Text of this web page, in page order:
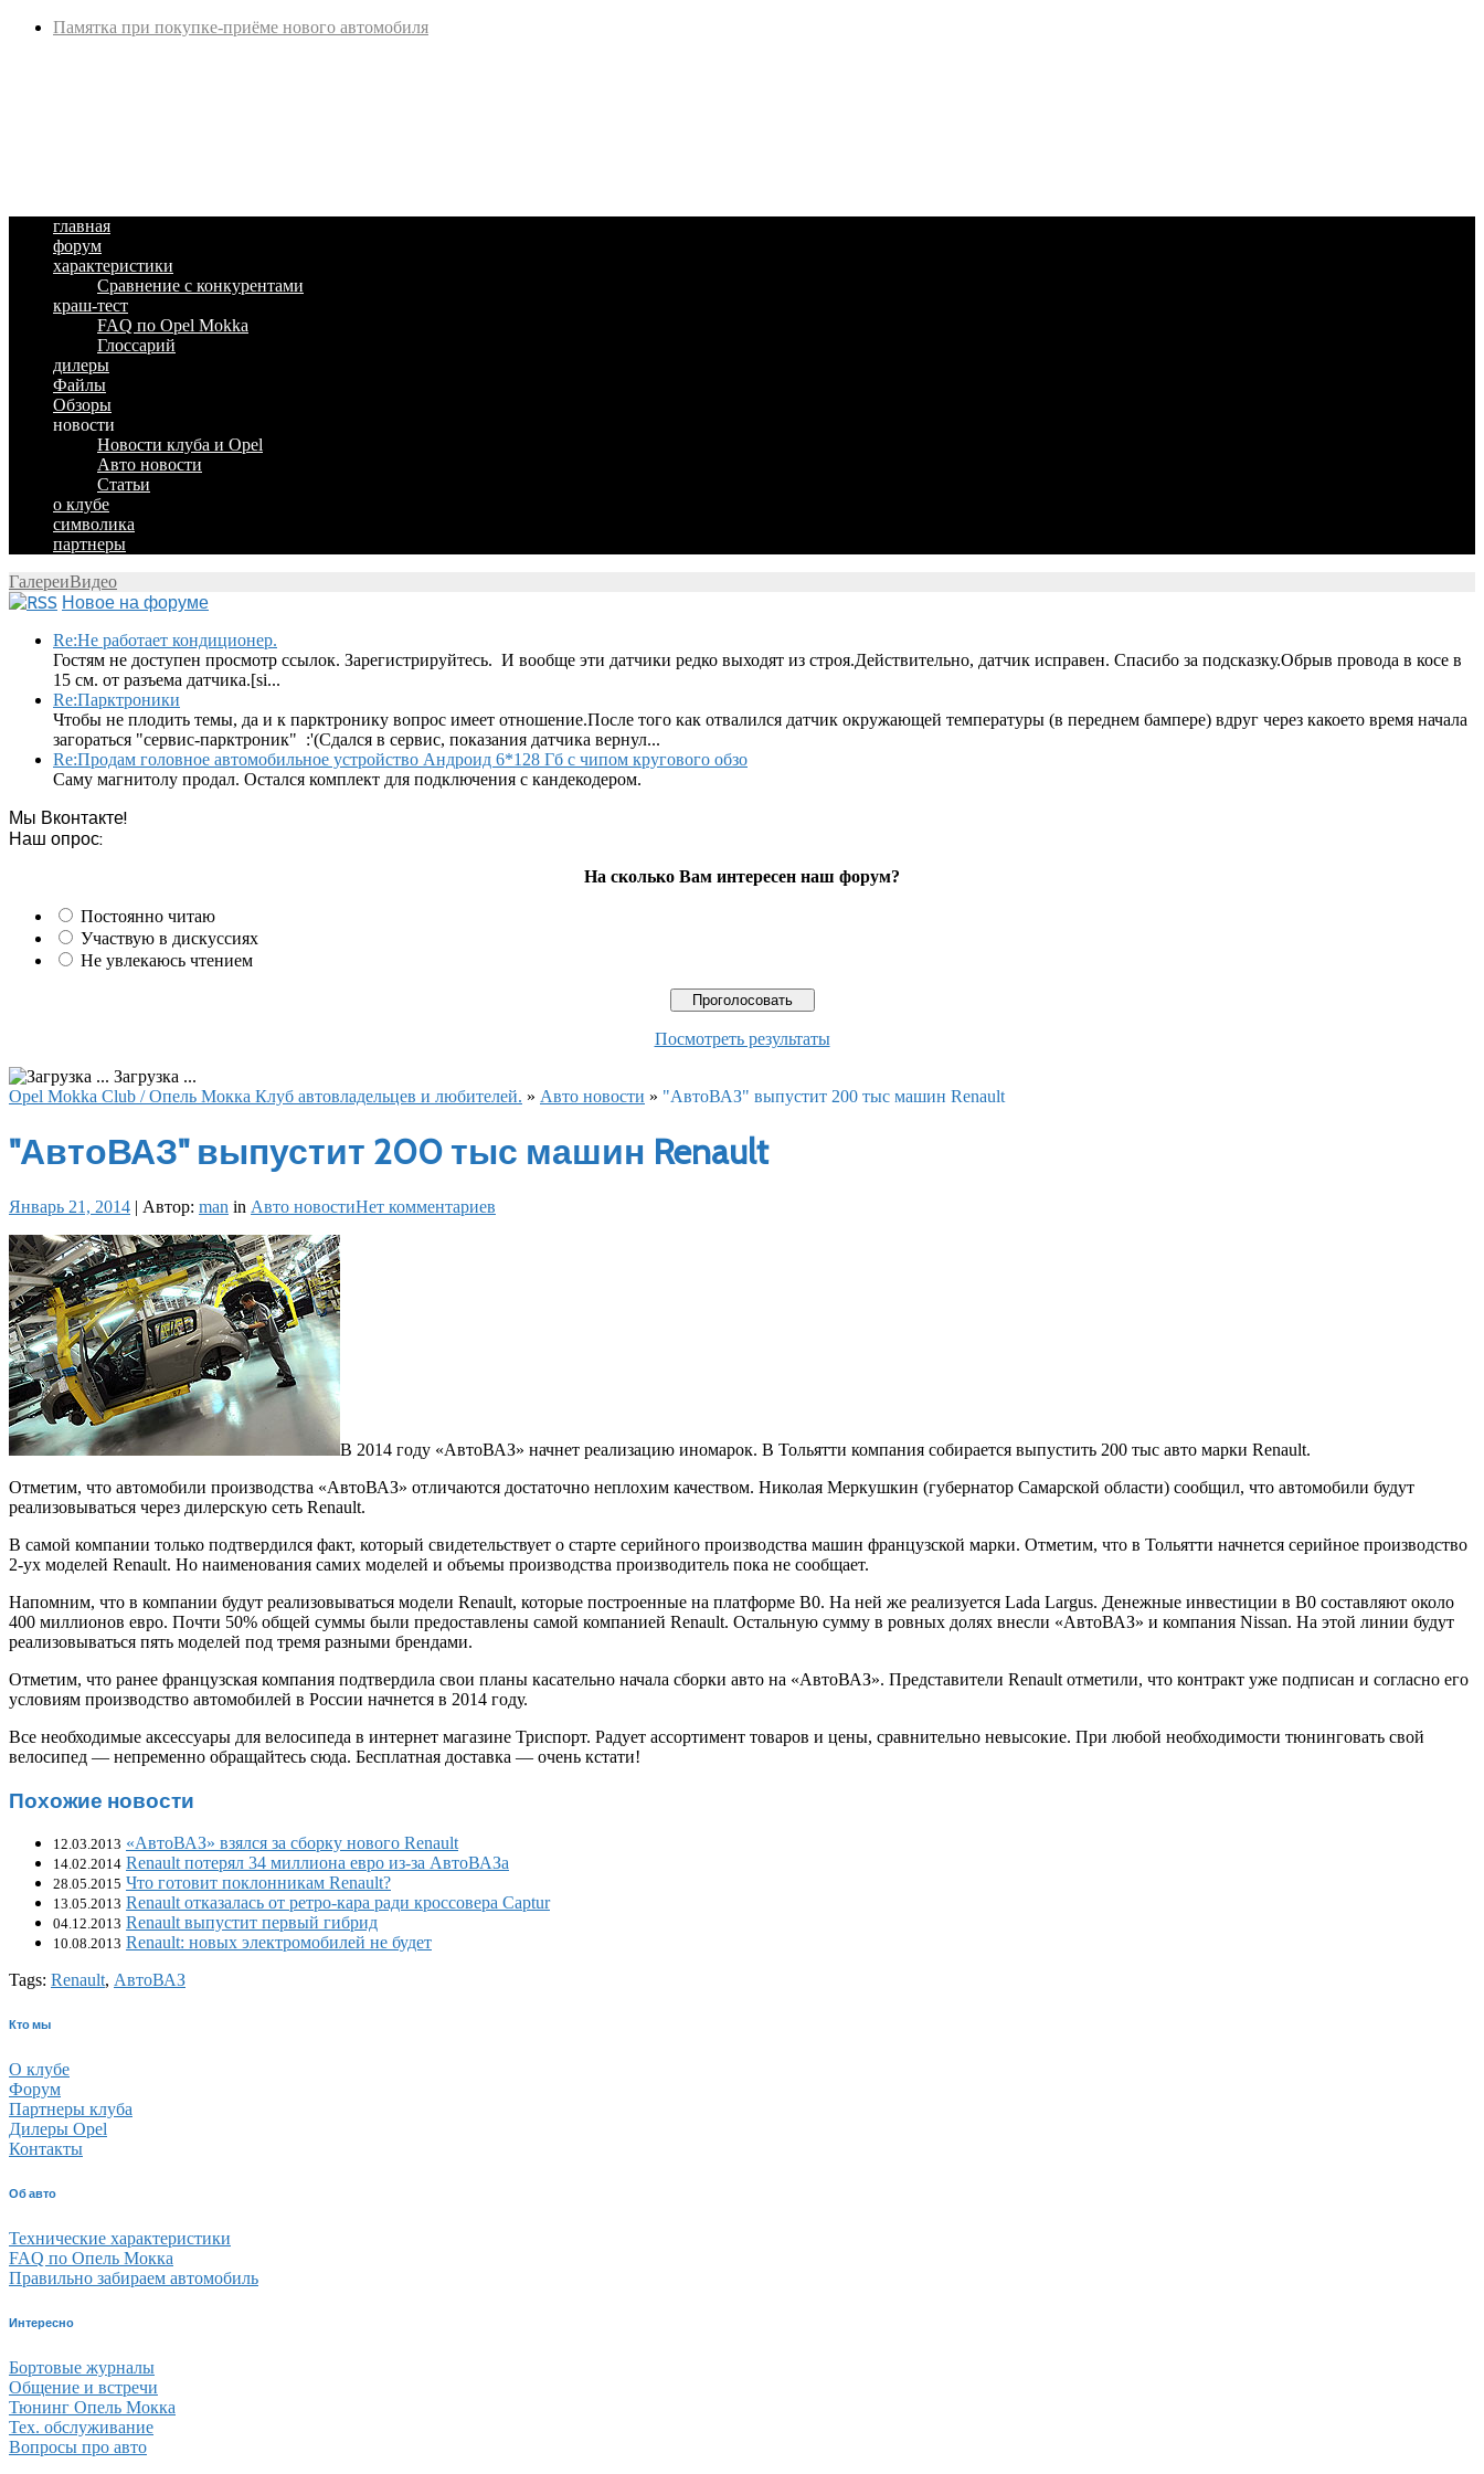
Памятка при покупке-приёме нового автомобиля
главная
форум
характеристики
Сравнение с конкурентами
краш-тест
FAQ по Opel Mokka
Глоссарий
дилеры
Файлы
Обзоры
новости
Новости клуба и Opel
Авто новости
Статьи
о клубе
символика
партнеры
ГалереиВидео
Новое на форуме
Re:Не работает кондиционер.
Гостям не доступен просмотр ссылок. Зарегистрируйтесь. И вообще эти датчики редко выходят из строя.Действительно, датчик исправен. Спасибо за подсказку.Обрыв провода в косе в
15 см. от разъема датчика.[si...
Re:Парктроники
Чтобы не плодить темы, да и к парктронику вопрос имеет отношение.После того как отвалился датчик окружающей температуры (в переднем бампере) вдруг через какоето время начала
загораться "сервис-парктроник" :'(Сдался в сервис, показания датчика вернул...
Re:Продам головное автомобильное устройство Андроид 6*128 Гб с чипом кругового обзо
Саму магнитолу продал. Остался комплект для подключения с кандекодером.
Мы Вконтакте!
Наш опрос:
На сколько Вам интересен наш форум?
Постоянно читаю
Участвую в дискуссиях
Не увлекаюсь чтением
Посмотреть результаты
Загрузка ...
Opel Mokka Club / Опель Мокка Клуб автовладельцев и любителей. » Авто новости » "АвтоВАЗ" выпустит 200 тыс машин Renault
"АвтоВАЗ" выпустит 200 тыс машин Renault
Январь 21, 2014 | Автор: man in Авто новостиНет комментариев
В 2014 году «АвтоВАЗ» начнет реализацию иномарок. В Тольятти компания собирается выпустить 200 тыс авто марки Renault.
Отметим, что автомобили производства «АвтоВАЗ» отличаются достаточно неплохим качеством. Николая Меркушкин (губернатор Самарской области) сообщил, что автомобили будут
реализовываться через дилерскую сеть Renault.
В самой компании только подтвердился факт, который свидетельствует о старте серийного производства машин французской марки. Отметим, что в Тольятти начнется серийное производство
2-ух моделей Renault. Но наименования самих моделей и объемы производства производитель пока не сообщает.
Напомним, что в компании будут реализовываться модели Renault, которые построенные на платформе В0. На ней же реализуется Lada Largus. Денежные инвестиции в B0 составляют около
400 миллионов евро. Почти 50% общей суммы были предоставлены самой компанией Renault. Остальную сумму в ровных долях внесли «АвтоВАЗ» и компания Nissan. На этой линии будут
реализовываться пять моделей под тремя разными брендами.
Отметим, что ранее французская компания подтвердила свои планы касательно начала сборки авто на «АвтоВАЗ». Представители Renault отметили, что контракт уже подписан и согласно его
условиям производство автомобилей в России начнется в 2014 году.
Все необходимые аксессуары для велосипеда в интернет магазине Триспорт. Радует ассортимент товаров и цены, сравнительно невысокие. При любой необходимости тюнинговать свой
велосипед — непременно обращайтесь сюда. Бесплатная доставка — очень кстати!
Похожие новости
12.03.2013 «АвтоВАЗ» взялся за сборку нового Renault
14.02.2014 Renault потерял 34 миллиона евро из-за АвтоВАЗа
28.05.2015 Что готовит поклонникам Renault?
13.05.2013 Renault отказалась от ретро-кара ради кроссовера Captur
04.12.2013 Renault выпустит первый гибрид
10.08.2013 Renault: новых электромобилей не будет
Tags: Renault, АвтоВАЗ
Кто мы
О клубе
Форум
Партнеры клуба
Дилеры Opel
Контакты
Об авто
Технические характеристики
FAQ по Опель Мокка
Правильно забираем автомобиль
Интересно
Бортовые журналы
Общение и встречи
Тюнинг Опель Мокка
Тех. обслуживание
Вопросы про авто